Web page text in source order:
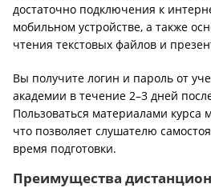
достаточно подключения к
мобильном устройстве, а также
чтения текстовых файлов и
Вы получите логин и пароль от
академии в течение 2–3 дней
Пользоваться материалами курса
что позволяет слушателю
время подготовки.
Преимущества